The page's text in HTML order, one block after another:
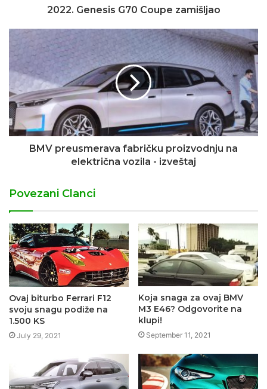
2022. Genesis G70 Coupe zamišljao
BMV preusmerava fabričku proizvodnju na
električna vozila - izveštaj
Povezani Clanci
Ovaj biturbo Ferrari F12
svoju snagu podiže na
1.500 KS
July 29, 2021
Koja snaga za ovaj BMV
M3 E46? Odgovorite na
klupi!
September 11, 2021